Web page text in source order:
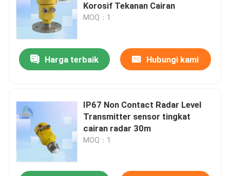
Korosif Tekanan Cairan
MOQ：1
Harga terbaik Hubungi kami
IP67 Non Contact Radar Level
Transmitter sensor tingkat
cairan radar 30m
MOQ：1